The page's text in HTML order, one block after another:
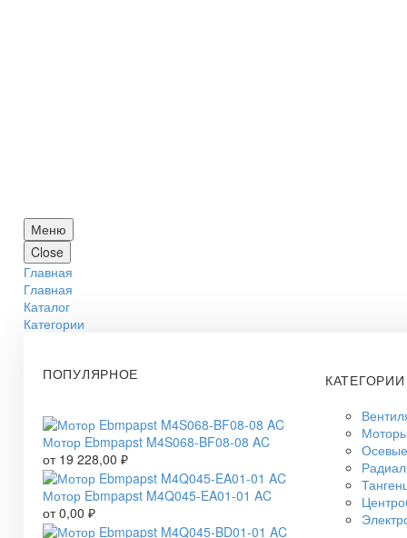
Меню
Close
Главная
Главная
Каталог
Категории
ПОПУЛЯРНОЕ
Мотор Ebmpapst M4S068-BF08-08 AC
от 19 228,00 ₽
Мотор Ebmpapst M4Q045-EA01-01 AC
от0,00 ₽
КАТЕГОРИИ